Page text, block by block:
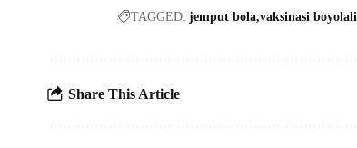
TAGGED: jemput bola vaksinasi boyolali
Share This Article